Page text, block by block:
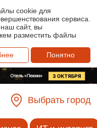
cookie для
сервиса.
сайт, вы
разместить файлы
Понятно
Выбрать город